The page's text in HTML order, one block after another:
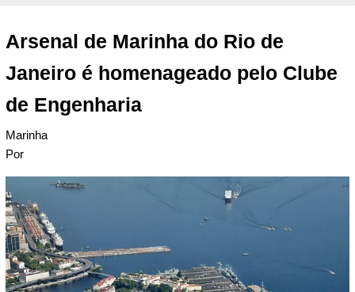
Arsenal de Marinha do Rio de
Janeiro é homenageado pelo Clube
de Engenharia
Marinha
Por